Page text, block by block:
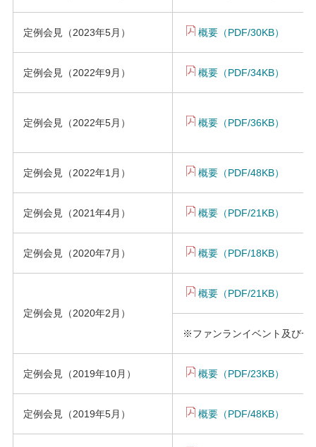
定例会見（2023年5月） 概要（PDF/30KB）
定例会見（2022年9月） 概要（PDF/34KB）
定例会見（2022年5月） 概要（PDF/36KB）
定例会見（2022年1月） 概要（PDF/48KB）
定例会見（2021年4月） 概要（PDF/21KB）
定例会見（2020年7月） 概要（PDF/18KB）
定例会見（2020年2月）
概要（PDF/21KB）
※ファンランイベント及び一
定例会見（2019年10月） 概要（PDF/23KB）
定例会見（2019年5月） 概要（PDF/48KB）